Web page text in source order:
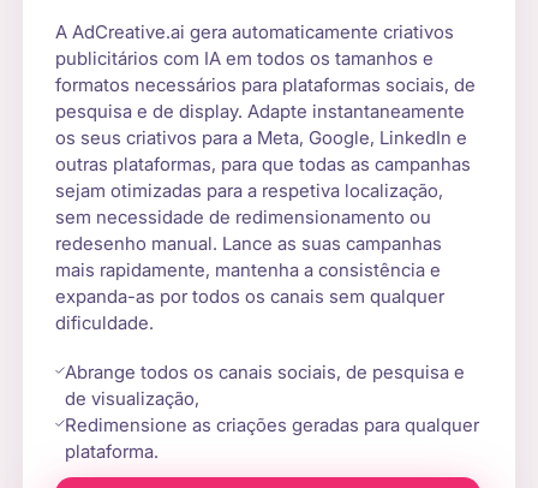
A AdCreative.ai gera automaticamente criativos
publicitários com IA em todos os tamanhos e
formatos necessários para plataformas sociais, de
pesquisa e de display. Adapte instantaneamente
os seus criativos para a Meta, Google, LinkedIn e
outras plataformas, para que todas as campanhas
sejam otimizadas para a respetiva localização,
sem necessidade de redimensionamento ou
redesenho manual. Lance as suas campanhas
mais rapidamente, mantenha a consistência e
expanda-as por todos os canais sem qualquer
dificuldade.
Abrange todos os canais sociais, de pesquisa e
de visualização,
Redimensione as criações geradas para qualquer
plataforma.